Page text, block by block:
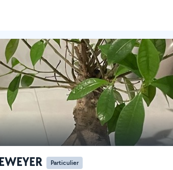
Particulier